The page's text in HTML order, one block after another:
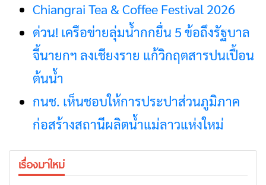
Chiangrai Tea & Coffee Festival 2026
ด่วน! เครือข่ายลุ่มน้ำกกยื่น 5 ข้อถึงรัฐบาล
จี้นายกฯ ลงเชียงราย แก้วิกฤตสารปนเปื้อน
ต้นน้ำ
กนช. เห็นชอบให้การประปาส่วนภูมิภาค
ก่อสร้างสถานีผลิตน้ำแม่ลาวแห่งใหม่
เรื่องมาใหม่